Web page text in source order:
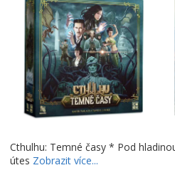
Cthulhu: Temné časy * Pod
útes Zobrazit více...